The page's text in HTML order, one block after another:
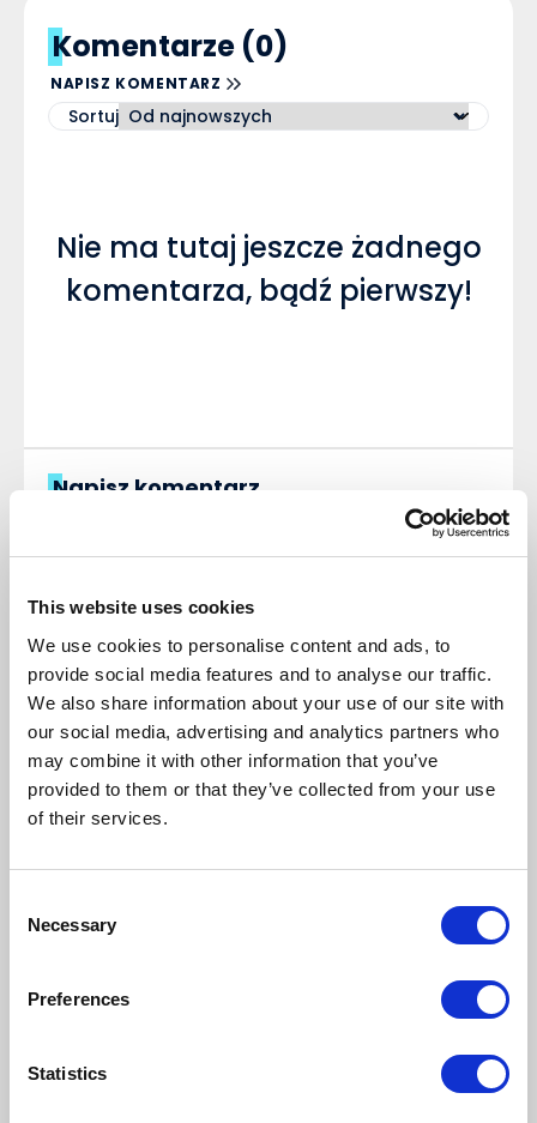
This website uses cookies
We use cookies to personalise content and ads, to
provide social media features and to analyse our traffic.
We also share information about your use of our site with
our social media, advertising and analytics partners who
may combine it with other information that you’ve
provided to them or that they’ve collected from your use
of their services.
Selection
Necessary
Preferences
Statistics
Komentarze (0)
NAPISZ KOMENTARZ
Sortuj
Nie ma tutaj jeszcze żadnego
komentarza, bądź pierwszy!
Napisz komentarz
DODAJ KOMENTARZ
Przeczytaj również:
CASE STUDY
Skalowanie logistyki cross-border – jak